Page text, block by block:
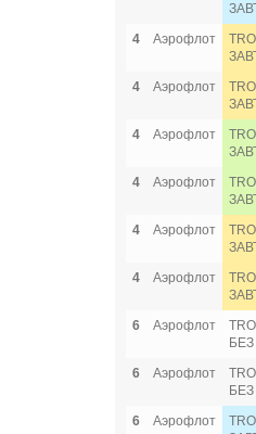
4
Аэрофлот
4
Аэрофлот
4
Аэрофлот
4
Аэрофлот
4
Аэрофлот
4
Аэрофлот
6
Аэрофлот
6
Аэрофлот
6
Аэрофлот